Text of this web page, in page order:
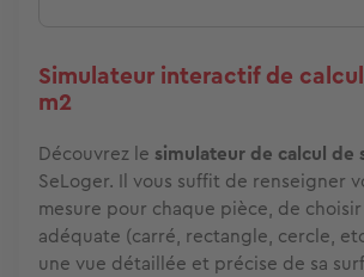
Simulateur interactif de
m2
Découvrez le simulateur de calcul de
SeLoger. Il vous suffit de renseigner
mesure pour chaque pièce, de
adéquate (carré, rectangle, cercle,
une vue détaillée et précise de sa